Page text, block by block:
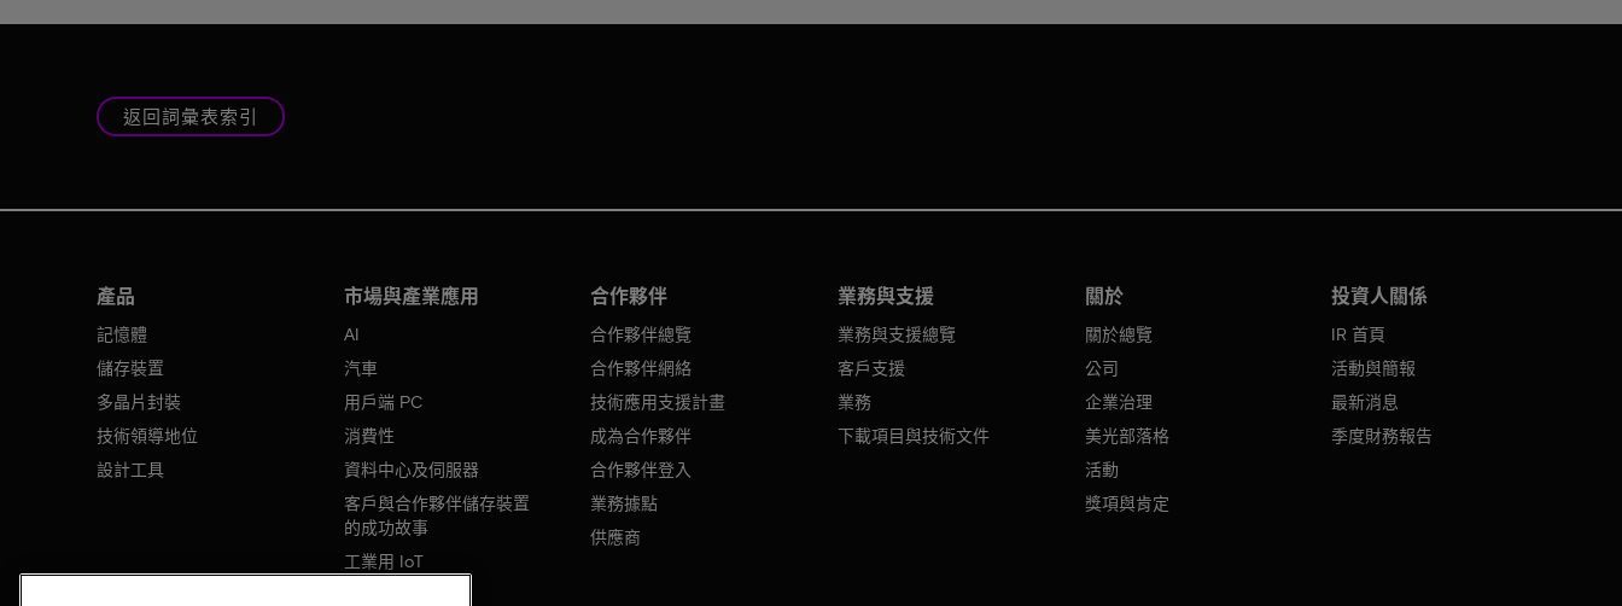
返回詞彙表索引
產品
記憶體
儲存裝置
多晶片封裝
技術領導地位
設計工具
市場與產業應用
AI
汽車
用戶端 PC
消費性
資料中心及伺服器
客戶與合作夥伴儲存裝置
的成功故事
工業用 IoT
合作夥伴
合作夥伴總覽
合作夥伴網絡
技術應用支援計畫
成為合作夥伴
合作夥伴登入
業務據點
供應商
業務與支援
業務與支援總覽
客戶支援
業務
下載項目與技術文件
關於
關於總覽
公司
企業治理
美光部落格
活動
獎項與肯定
投資人關係
IR 首頁
活動與簡報
最新消息
季度財務報告